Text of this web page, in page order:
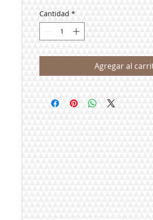
Cantidad *
Agregar al